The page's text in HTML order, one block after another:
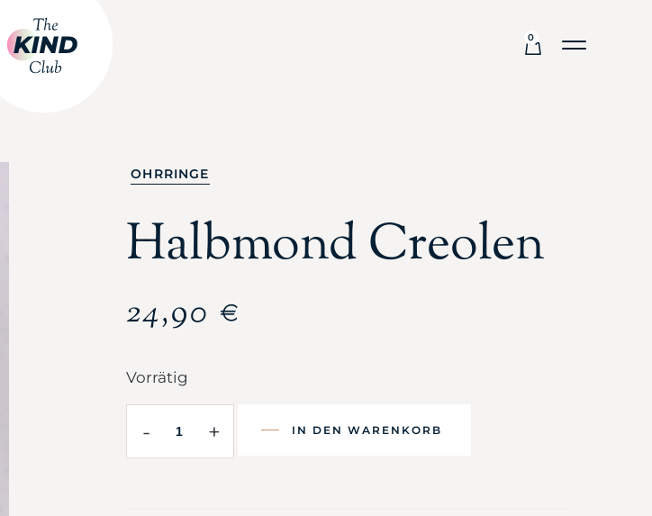
0
OHRRINGE
Halbmond Creolen
24,90 €
Vorrätig
- + IN DEN WARENKORB